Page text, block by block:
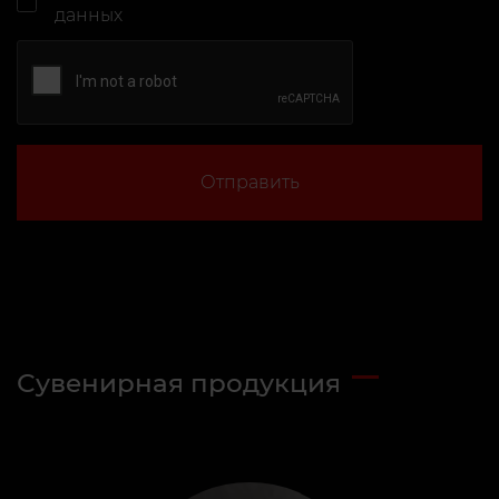
данных
Отправить
Сувенирная продукция